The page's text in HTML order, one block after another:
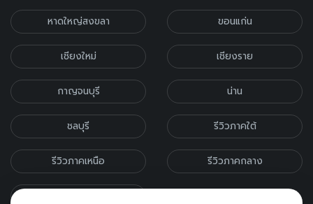
หาดใหญ่สงขลา ขอนแก่น
เชียงใหม่ เชียงราย
กาญจนบุรี น่าน
ชลบุรี รีวิวภาคใต้
รีวิวภาคเหนือ รีวิวภาคกลาง